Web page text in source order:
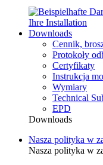
Downloads
Cennik,
Protokoły
Certyfikaty
Instrukcja
Wymiary
Technical
EPD
Downloads
Nasza polityka w
Nasza polityka w